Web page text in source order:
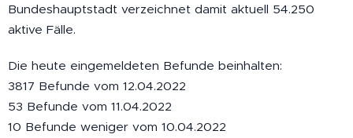
Bundeshauptstadt verzeichnet damit aktuell 54.250
aktive Fälle.
Die heute eingemeldeten Befunde beinhalten:
3817 Befunde vom 12.04.2022
53 Befunde vom 11.04.2022
10 Befunde weniger vom 10.04.2022